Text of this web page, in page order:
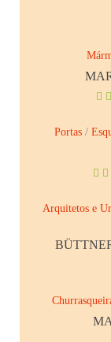
Portas/
Arquitetos e